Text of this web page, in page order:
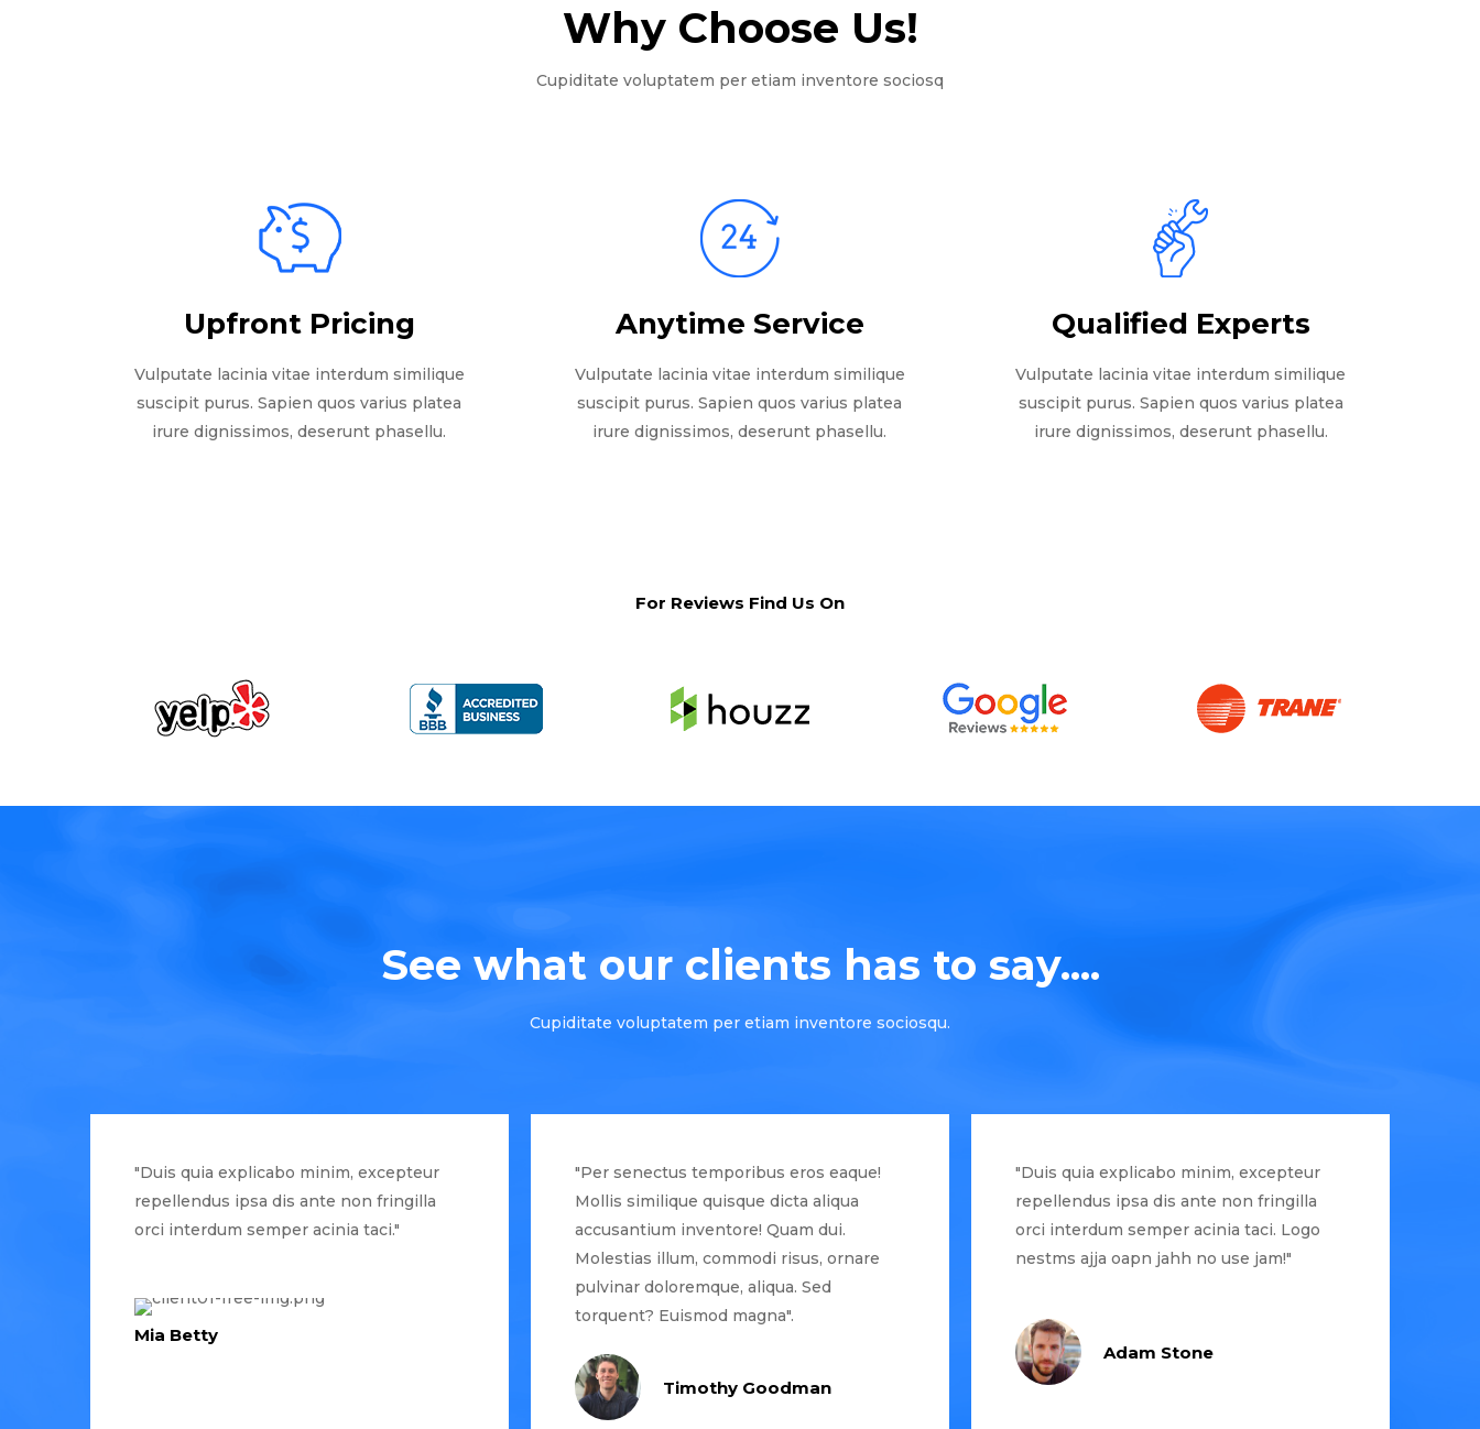
Why Choose Us!​
Cupiditate voluptatem per etiam inventore sociosq
Upfront Pricing
Vulputate lacinia vitae interdum similique
suscipit purus. Sapien quos varius platea
irure dignissimos, deserunt phasellu.
Anytime Service
Vulputate lacinia vitae interdum similique
suscipit purus. Sapien quos varius platea
irure dignissimos, deserunt phasellu.
Qualified Experts
Vulputate lacinia vitae interdum similique
suscipit purus. Sapien quos varius platea
irure dignissimos, deserunt phasellu.
For Reviews Find Us On
See what our clients has to say....
Cupiditate voluptatem per etiam inventore sociosqu.
"Duis quia explicabo minim, excepteur
repellendus ipsa dis ante non fringilla
orci interdum semper acinia taci."
Mia Betty
"Per senectus temporibus eros eaque!
Mollis similique quisque dicta aliqua
accusantium inventore! Quam dui.
Molestias illum, commodi risus, ornare
pulvinar doloremque, aliqua. Sed
torquent? Euismod magna".
Timothy Goodman
"Duis quia explicabo minim, excepteur
repellendus ipsa dis ante non fringilla
orci interdum semper acinia taci. Logo
nestms ajja oapn jahh no use jam!"
Adam Stone